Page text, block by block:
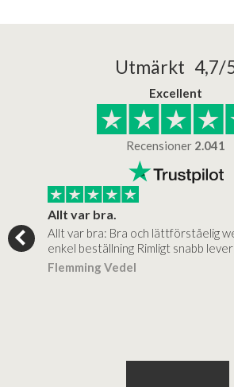
Utmärkt 4,7/
Excellent
Recensioner 2.041
Allt var bra.
Allt var bra: Bra och lättförståelig
enkel beställning Rimligt snabb
Flemming Vedel